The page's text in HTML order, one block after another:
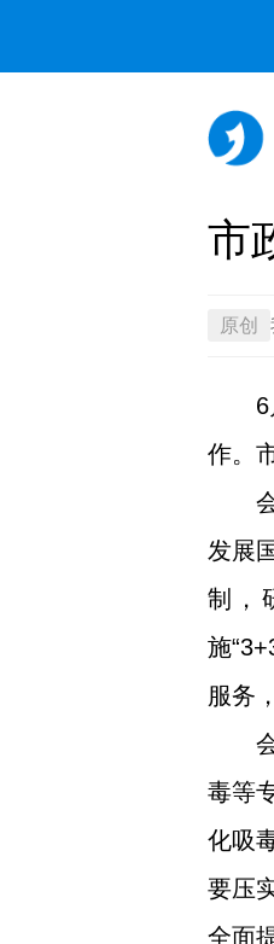
市
原创
作。
发展
制，
施
服务
毒等
化吸
要压
全面